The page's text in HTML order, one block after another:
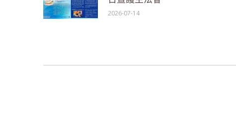
2026-07-14